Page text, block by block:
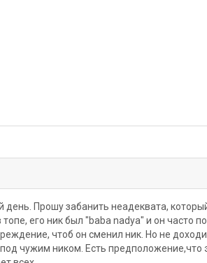
день. Прошу забанить неадеквата,
топе, его ник был "baba nadya" и он часто
чтоб он сменил ник. Но не
чужим ником. Есть предположение,что